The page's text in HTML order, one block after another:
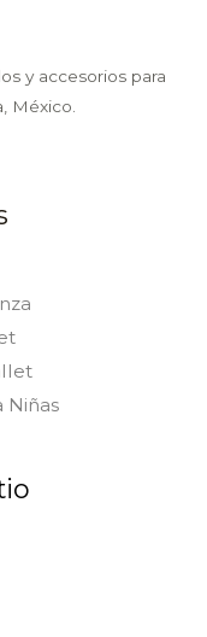
y accesorios para
México.
Niñas